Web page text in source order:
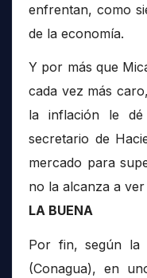
enfrentan, como
de la economía.
Y por más que
cada vez más
la inflación le
secretario de
mercado para
no la alcanza a
LA BUENA
Por fin, según la
(Conagua), en